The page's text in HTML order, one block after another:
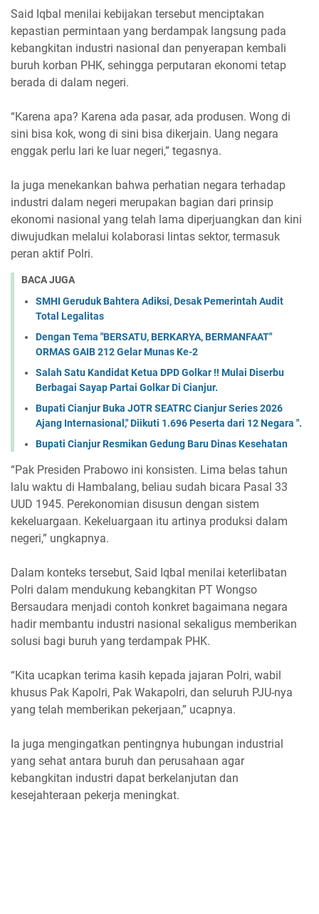
Said Iqbal menilai kebijakan tersebut menciptakan
kepastian permintaan yang berdampak langsung pada
kebangkitan industri nasional dan penyerapan kembali
buruh korban PHK, sehingga perputaran ekonomi tetap
berada di dalam negeri.
“Karena apa? Karena ada pasar, ada produsen. Wong di
sini bisa kok, wong di sini bisa dikerjain. Uang negara
enggak perlu lari ke luar negeri,” tegasnya.
Ia juga menekankan bahwa perhatian negara terhadap
industri dalam negeri merupakan bagian dari prinsip
ekonomi nasional yang telah lama diperjuangkan dan kini
diwujudkan melalui kolaborasi lintas sektor, termasuk
peran aktif Polri.
BACA JUGA
SMHI Geruduk Bahtera Adiksi, Desak Pemerintah Audit
Total Legalitas
Dengan Tema "BERSATU, BERKARYA, BERMANFAAT"
ORMAS GAIB 212 Gelar Munas Ke-2
Salah Satu Kandidat Ketua DPD Golkar !! Mulai Diserbu
Berbagai Sayap Partai Golkar Di Cianjur.
Bupati Cianjur Buka JOTR SEATRC Cianjur Series 2026
Ajang Internasional," Diikuti 1.696 Peserta dari 12 Negara ".
Bupati Cianjur Resmikan Gedung Baru Dinas Kesehatan
“Pak Presiden Prabowo ini konsisten. Lima belas tahun
lalu waktu di Hambalang, beliau sudah bicara Pasal 33
UUD 1945. Perekonomian disusun dengan sistem
kekeluargaan. Kekeluargaan itu artinya produksi dalam
negeri,” ungkapnya.
Dalam konteks tersebut, Said Iqbal menilai keterlibatan
Polri dalam mendukung kebangkitan PT Wongso
Bersaudara menjadi contoh konkret bagaimana negara
hadir membantu industri nasional sekaligus memberikan
solusi bagi buruh yang terdampak PHK.
“Kita ucapkan terima kasih kepada jajaran Polri, wabil
khusus Pak Kapolri, Pak Wakapolri, dan seluruh PJU-nya
yang telah memberikan pekerjaan,” ucapnya.
Ia juga mengingatkan pentingnya hubungan industrial
yang sehat antara buruh dan perusahaan agar
kebangkitan industri dapat berkelanjutan dan
kesejahteraan pekerja meningkat.